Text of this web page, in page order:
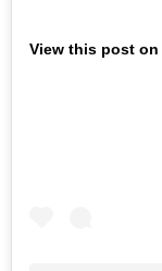
View this post on